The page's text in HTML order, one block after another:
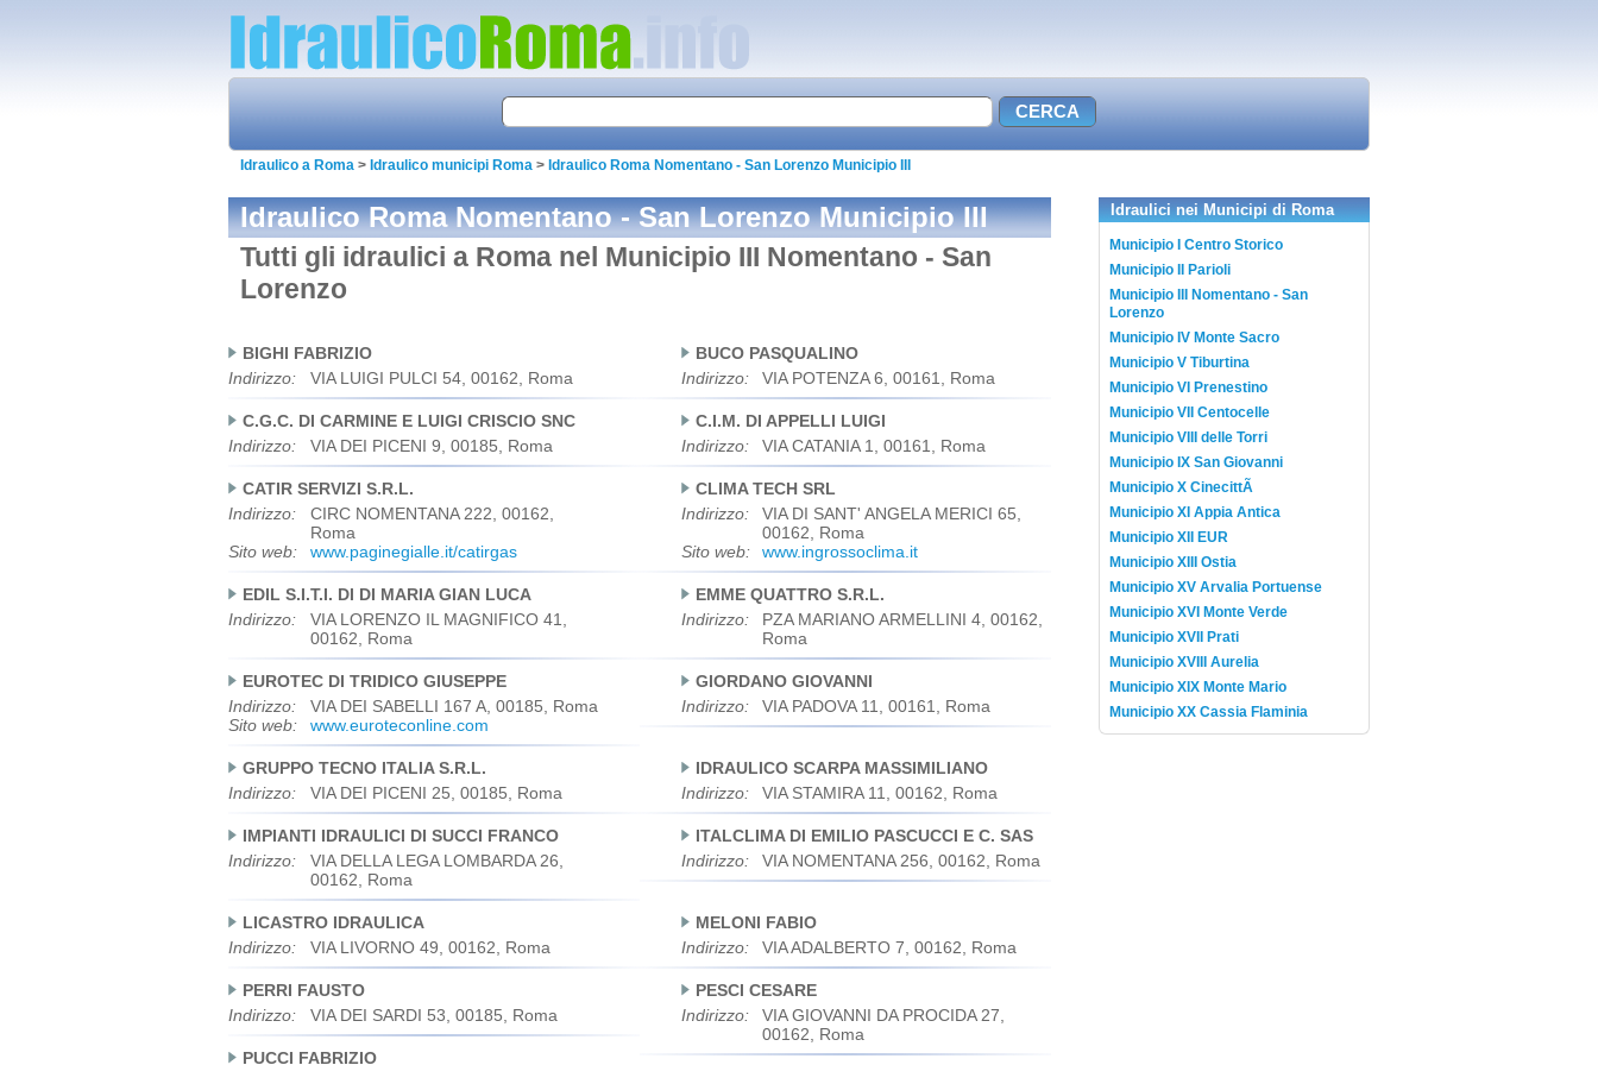
Idraulico a Roma > Idraulico municipi Roma > Idraulico Roma Nomentano - San Lorenzo Municipio III
Idraulico Roma Nomentano - San Lorenzo Municipio III
Tutti gli idraulici a Roma nel Municipio III Nomentano - San
Lorenzo
BIGHI FABRIZIO
Indirizzo:
VIA LUIGI PULCI 54, 00162, Roma
BUCO PASQUALINO
Indirizzo:
VIA POTENZA 6, 00161, Roma
C.G.C. DI CARMINE E LUIGI CRISCIO SNC
Indirizzo:
VIA DEI PICENI 9, 00185, Roma
C.I.M. DI APPELLI LUIGI
Indirizzo:
VIA CATANIA 1, 00161, Roma
CATIR SERVIZI S.R.L.
Indirizzo:
CIRC NOMENTANA 222, 00162,
Roma
Sito web:
www.paginegialle.it/catirgas
CLIMA TECH SRL
Indirizzo:
VIA DI SANT' ANGELA MERICI 65,
00162, Roma
Sito web:
www.ingrossoclima.it
EDIL S.I.T.I. DI DI MARIA GIAN LUCA
Indirizzo:
VIA LORENZO IL MAGNIFICO 41,
00162, Roma
EMME QUATTRO S.R.L.
Indirizzo:
PZA MARIANO ARMELLINI 4, 00162,
Roma
EUROTEC DI TRIDICO GIUSEPPE
Indirizzo:
VIA DEI SABELLI 167 A, 00185, Roma
Sito web:
www.euroteconline.com
GIORDANO GIOVANNI
Indirizzo:
VIA PADOVA 11, 00161, Roma
GRUPPO TECNO ITALIA S.R.L.
Indirizzo:
VIA DEI PICENI 25, 00185, Roma
IDRAULICO SCARPA MASSIMILIANO
Indirizzo:
VIA STAMIRA 11, 00162, Roma
IMPIANTI IDRAULICI DI SUCCI FRANCO
Indirizzo:
VIA DELLA LEGA LOMBARDA 26,
00162, Roma
ITALCLIMA DI EMILIO PASCUCCI E C. SAS
Indirizzo:
VIA NOMENTANA 256, 00162, Roma
LICASTRO IDRAULICA
Indirizzo:
VIA LIVORNO 49, 00162, Roma
MELONI FABIO
Indirizzo:
VIA ADALBERTO 7, 00162, Roma
PERRI FAUSTO
Indirizzo:
VIA DEI SARDI 53, 00185, Roma
PESCI CESARE
Indirizzo:
VIA GIOVANNI DA PROCIDA 27,
00162, Roma
PUCCI FABRIZIO
Idraulici nei Municipi di Roma
Municipio I Centro Storico
Municipio II Parioli
Municipio III Nomentano - San
Lorenzo
Municipio IV Monte Sacro
Municipio V Tiburtina
Municipio VI Prenestino
Municipio VII Centocelle
Municipio VIII delle Torri
Municipio IX San Giovanni
Municipio X CinecittÃ
Municipio XI Appia Antica
Municipio XII EUR
Municipio XIII Ostia
Municipio XV Arvalia Portuense
Municipio XVI Monte Verde
Municipio XVII Prati
Municipio XVIII Aurelia
Municipio XIX Monte Mario
Municipio XX Cassia Flaminia